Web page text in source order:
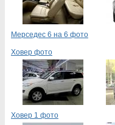
Мерседес 6 на 6 фото
Ховер фото
Ховер 1 фото